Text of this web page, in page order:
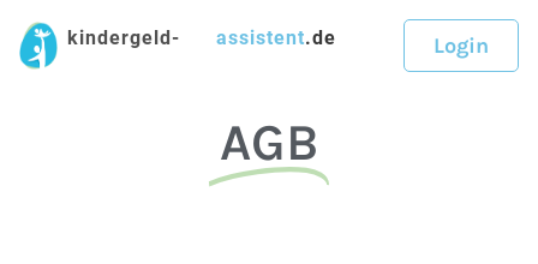
kindergeld- assistent.de Login
AGB